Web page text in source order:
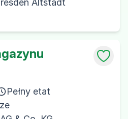
Altstadt
Pełny etat